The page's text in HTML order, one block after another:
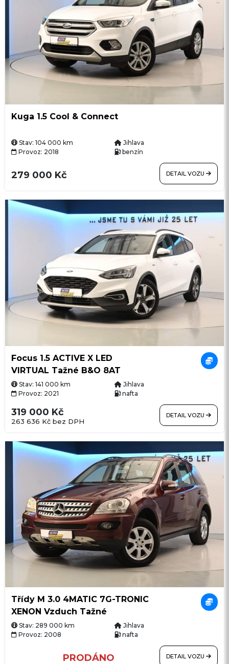
Kuga 1.5 Cool & Connect
Stav: 104 000 km
Jihlava
Provoz: 2018
benzín
279 000 Kč DETAIL VOZU
Focus 1.5 ACTIVE X LED
VIRTUAL Tažné B&O 8AT
Stav: 141 000 km
Jihlava
Provoz: 2021
nafta
263 636 Kč bez DPH
319 000 Kč DETAIL VOZU
Třídy M 3.0 4MATIC 7G-TRONIC
XENON Vzduch Tažné
Stav: 289 000 km
Jihlava
Provoz: 2008
nafta
PRODÁNO DETAIL VOZU